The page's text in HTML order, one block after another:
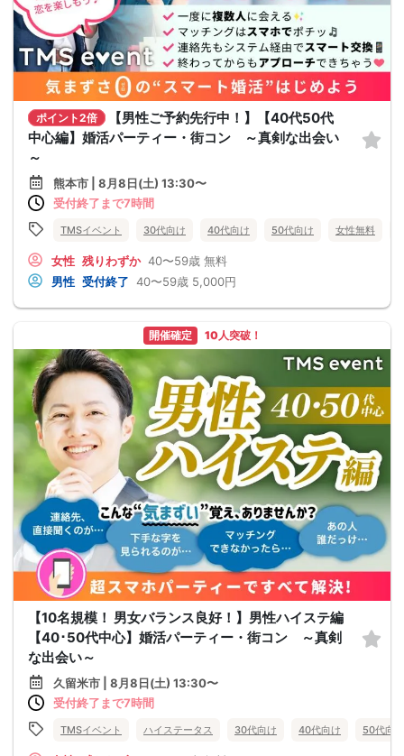
ポイント2倍
【男性ご予約先行中！】【40代50代
中心編】婚活パーティー・街コン ～真剣な出会い
～
熊本市 | 8月8日(土) 13:30〜
受付終了まで7時間
TMSイベント 30代向け 40代向け 50代向け 女性無料
女性 残りわずか 40〜59歳 無料
男性 受付終了 40〜59歳 5,000円
開催確定 10人突破！
【10名規模！ 男女バランス良好！】男性ハイステ編
【40･50代中心】婚活パーティー・街コン ～真剣
な出会い～
久留米市 | 8月8日(土) 13:30〜
受付終了まで7時間
TMSイベント ハイステータス 30代向け 40代向け 50代向け